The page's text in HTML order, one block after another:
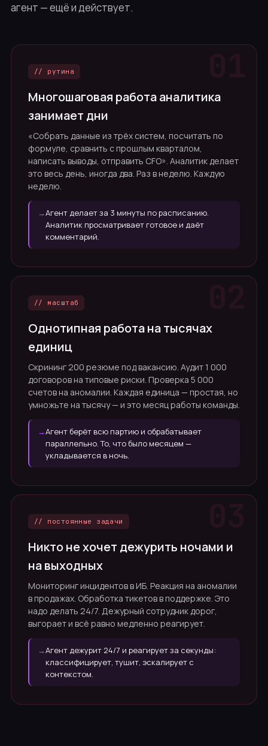
агент — ещё и действует.
// рутина
Многошаговая работа аналитика
занимает дни
«Собрать данные из трёх систем, посчитать по
формуле, сравнить с прошлым кварталом,
написать выводы, отправить CFO». Аналитик делает
это весь день, иногда два. Раз в неделю. Каждую
неделю.
→Агент делает за 3 минуты по расписанию.
Аналитик просматривает готовое и даёт
комментарий.
// масштаб
Однотипная работа на тысячах
единиц
Скрининг 200 резюме под вакансию. Аудит 1 000
договоров на типовые риски. Проверка 5 000
счетов на аномалии. Каждая единица — простая, но
умножьте на тысячу — и это месяц работы команды.
→Агент берёт всю партию и обрабатывает
параллельно. То, что было месяцем —
укладывается в ночь.
// постоянные задачи
Никто не хочет дежурить ночами и
на выходных
Мониторинг инцидентов в ИБ. Реакция на аномалии
в продажах. Обработка тикетов в поддержке. Это
надо делать 24/7. Дежурный сотрудник дорог,
выгорает и всё равно медленно реагирует.
→Агент дежурит 24/7 и реагирует за секунды:
классифицирует, тушит, эскалирует с
контекстом.